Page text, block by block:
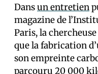
Dansun entretien
magazine de
Paris, la
que la fabrication
son empreinte
parcouru 20 000